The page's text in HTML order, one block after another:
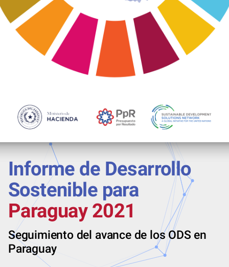
Informe de Desarrollo
Sostenible para
Paraguay 2021
Seguimiento del avance de los ODS en
Paraguay